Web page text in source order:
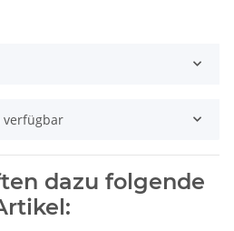
verfügbar
dazu folgende